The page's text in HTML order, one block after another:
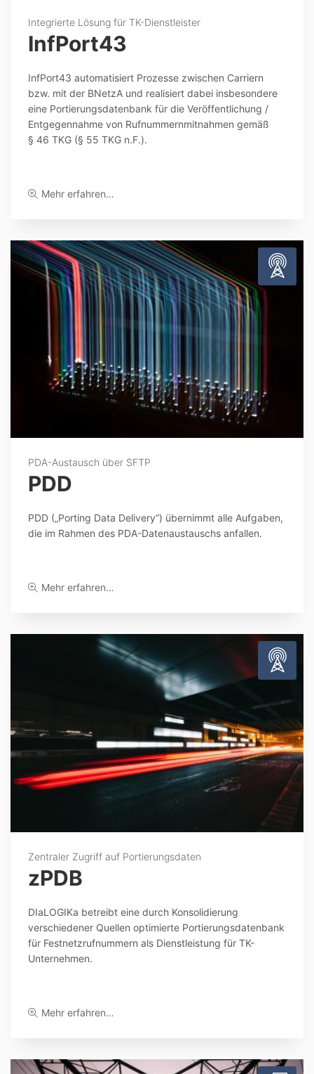
Integrierte Lösung für TK-Dienstleister
InfPort43
InfPort43 automatisiert Prozesse zwischen Carriern
bzw. mit der BNetzA und realisiert dabei insbesondere
eine Portierungsdatenbank für die Veröffentlichung /
Entgegennahme von Rufnummernmitnahmen gemäß
§ 46 TKG (§ 55 TKG n.F.).
Mehr erfahren…
PDA-Austausch über SFTP
PDD
PDD („Porting Data Delivery“) übernimmt alle Aufgaben,
die im Rahmen des PDA-Datenaustauschs anfallen.
Mehr erfahren…
Zentraler Zugriff auf Portierungsdaten
zPDB
DIaLOGIKa betreibt eine durch Konsolidierung
verschiedener Quellen optimierte Portierungsdatenbank
für Festnetzrufnummern als Dienstleistung für TK-
Unternehmen.
Mehr erfahren…